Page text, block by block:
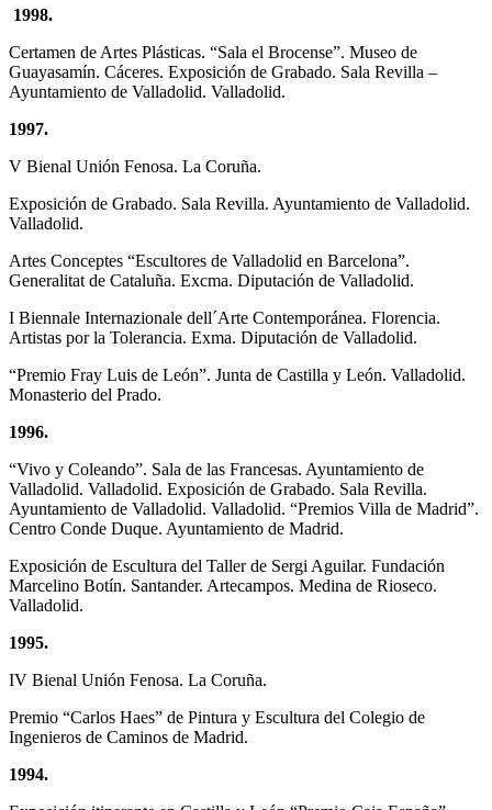
1998.
Certamen de Artes Plásticas. “Sala el Brocense”. Museo de
Guayasamín. Cáceres. Exposición de Grabado. Sala Revilla –
Ayuntamiento de Valladolid. Valladolid.
1997.
V Bienal Unión Fenosa. La Coruña.
Exposición de Grabado. Sala Revilla. Ayuntamiento de Valladolid.
Valladolid.
Artes Conceptes “Escultores de Valladolid en Barcelona”.
Generalitat de Cataluña. Excma. Diputación de Valladolid.
I Biennale Internazionale dell´Arte Contemporánea. Florencia.
Artistas por la Tolerancia. Exma. Diputación de Valladolid.
“Premio Fray Luis de León”. Junta de Castilla y León. Valladolid.
Monasterio del Prado.
1996.
“Vivo y Coleando”. Sala de las Francesas. Ayuntamiento de
Valladolid. Valladolid. Exposición de Grabado. Sala Revilla.
Ayuntamiento de Valladolid. Valladolid. “Premios Villa de Madrid”.
Centro Conde Duque. Ayuntamiento de Madrid.
Exposición de Escultura del Taller de Sergi Aguilar. Fundación
Marcelino Botín. Santander. Artecampos. Medina de Rioseco.
Valladolid.
1995.
IV Bienal Unión Fenosa. La Coruña.
Premio “Carlos Haes” de Pintura y Escultura del Colegio de
Ingenieros de Caminos de Madrid.
1994.